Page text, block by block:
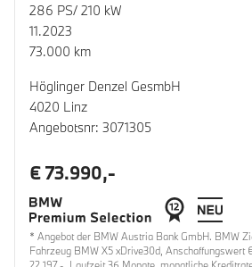
286 PS/ 210 kW
11.2023
73.000 km
Höglinger Denzel GesmbH
4020 Linz
Angebotsnr: 3071305
€ 73.990,-
* Angebot der BMW Austria Bank GmbH. BMW
Fahrzeug BMW X5 xDrive30d,